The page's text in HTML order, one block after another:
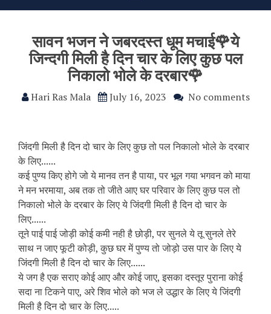
सावन भजन ने जबरदस्त धूम मचाई🌹ये
जिन्दगी मिली है दिन चार के लिए कुछ पल
निकालो भोले के दरबार🌹
Hari Ras Mala July 16, 2023 No comments
जिंदगी मिली है दिन दो चार के लिए कुछ तो पल निकालो भोले के दरबार
के लिए......
कई पुण्य किए होगे जो ये मानव तन है पाया, पर भूल गया भगवन को माया
ने मन भरमाया, अब तक तो जीते आए घर परिवार के लिए कुछ पल तो
निकालो भोले के दरबार के लिए ये जिंदगी मिली है दिन दो चार के
लिए......
तूने पाई पाई जोड़ी कोई कमी नही है छोड़ी, पर सुनले ये तू सुनले तेरे
साथ न जाए फूटी कोड़ी, कुछ घर में पुण्य तो जोड़ो उस पार के लिए ये
जिंदगी मिली है दिन दो चार के लिए......
ये जग है एक सराए कोई आए और कोई जाए, इसका दस्तूर पुराना कोई
सदा ना टिकने पाए, अरे शिव भोले को भज ले उद्धार के लिए ये जिंदगी
मिली है दिन दो चार के लिए.....